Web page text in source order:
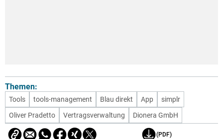
Themen:
Tools tools-management Blau direkt App
simplr
Oliver Pradetto
Vertragsverwaltung Dionera GmbH
(PDF)